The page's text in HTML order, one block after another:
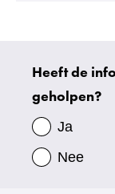
Uw
gegevens
Heeft de
geholpen?
Ja
Nee